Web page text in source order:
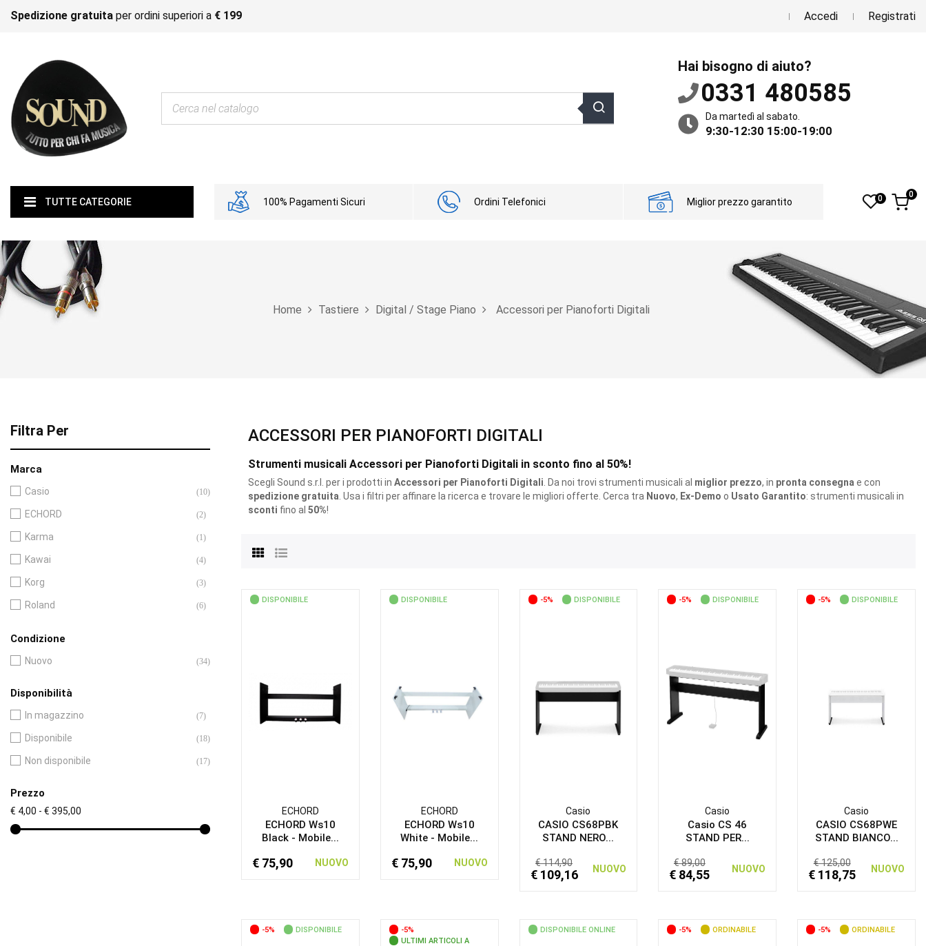
Spedizione gratuita per ordini superiori a € 199 Accedi Registrati
Hai bisogno di aiuto?
0331 480585
Da martedì al sabato.
9:30-12:30 15:00-19:00
TUTTE CATEGORIE 100% Pagamenti Sicuri Ordini Telefonici Miglior prezzo garantito 0 0
Home Tastiere Digital / Stage Piano Accessori per Pianoforti Digitali
Filtra Per
Marca
Casio (10)
ECHORD (2)
Karma (1)
Kawai (4)
Korg (3)
Roland (6)
Condizione
Nuovo (34)
Disponibilità
In magazzino (7)
Disponibile (18)
Non disponibile (17)
Prezzo
€ 4,00 - € 395,00
ACCESSORI PER PIANOFORTI DIGITALI
Strumenti musicali Accessori per Pianoforti Digitali in sconto fino al 50%!
Scegli Sound s.r.l. per i prodotti in Accessori per Pianoforti Digitali . Da noi trovi strumenti musicali al miglior prezzo, in pronta consegna e con
spedizione gratuita . Usa i filtri per affinare la ricerca e trovare le migliori offerte. Cerca tra Nuovo, Ex-Demo o Usato Garantito: strumenti musicali in
sconti fino al 50%!
DISPONIBILE
ECHORD
ECHORD Ws10
Black - Mobile...
€ 75,90 NUOVO
DISPONIBILE
ECHORD
ECHORD Ws10
White - Mobile...
€ 75,90 NUOVO
-5% DISPONIBILE
Casio
CASIO CS68PBK
STAND NERO...
€ 114,90
€ 109,16 NUOVO
-5% DISPONIBILE
Casio
Casio CS 46
STAND PER...
€ 89,00
€ 84,55 NUOVO
-5% DISPONIBILE
Casio
CASIO CS68PWE
STAND BIANCO...
€ 125,00
€ 118,75 NUOVO
-5% DISPONIBILE
-5%
ULTIMI ARTICOLI A
DISPONIBILE ONLINE -5% ORDINABILE -5% ORDINABILE